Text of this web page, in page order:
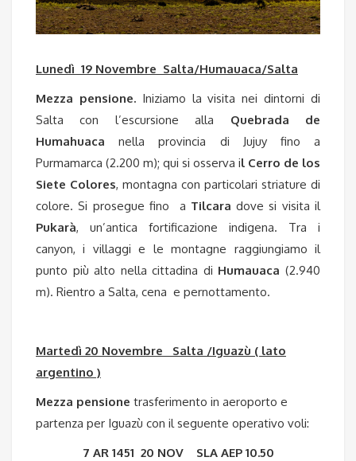
Lunedì 19 Novembre Salta/Humauaca/Salta
Mezza pensione.Iniziamo la visita nei dintorni di
Salta con l’escursione alla Quebrada de
Humahuaca nella provincia di Jujuy fino a
Purmamarca (2.200 m); qui si osserva il Cerro de los
Siete Colores, montagna con particolari striature di
colore. Si prosegue fino a Tilcaradove si visita il
Pukarà, un’antica fortificazione indigena. Tra i
canyon, i villaggi e le montagne raggiungiamo il
punto più alto nella cittadina di Humauaca (2.940
m). Rientro a Salta, cena e pernottamento.
Martedì 20 Novembre Salta /Iguazù ( lato
argentino )
Mezza pensione trasferimento in aeroporto e
partenza per Iguazù con il seguente operativo voli:
7 AR 1451 20 NOVSLA AEP 10.50